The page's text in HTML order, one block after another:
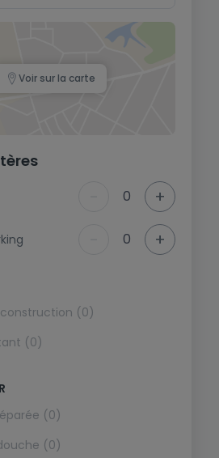
Voir sur la carte
0 +
0 +
construction (0)
(0)
(0)
(0)